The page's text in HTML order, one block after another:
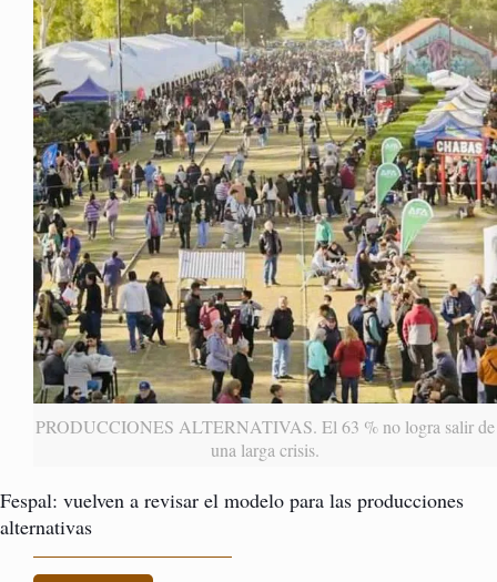
PRODUCCIONES ALTERNATIVAS. El 63 % no logra salir de
una larga crisis.
Fespal: vuelven a revisar el modelo para las producciones
alternativas